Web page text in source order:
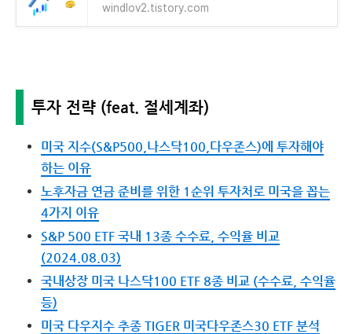
windlov2.tistory.com
투자 전략 (feat. 절세계좌)
미국 지수(S&P500,나스닥100,다우존스)에 투자해야
하는 이유
노후자금 연금 준비를 위한 1순위 투자처로 미국을 꼽는
4가지 이유
S&P 500 ETF 국내 13종 수수료, 수익율 비교
(2024.08.03)
국내상장 미국 나스닥100 ETF 8종 비교 (수수료, 수익율
등)
미국 다우지수 추종 TIGER 미국다우존스30 ETF 분석